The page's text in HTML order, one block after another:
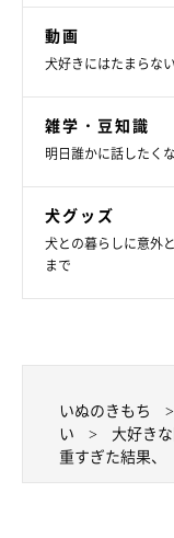
動画
犬好きにはたまらな
雑学・豆知識
明日誰かに話したく
犬グッズ
犬との暮らしに意外
まで
いぬのきもち
い
大好き
重すぎた結果